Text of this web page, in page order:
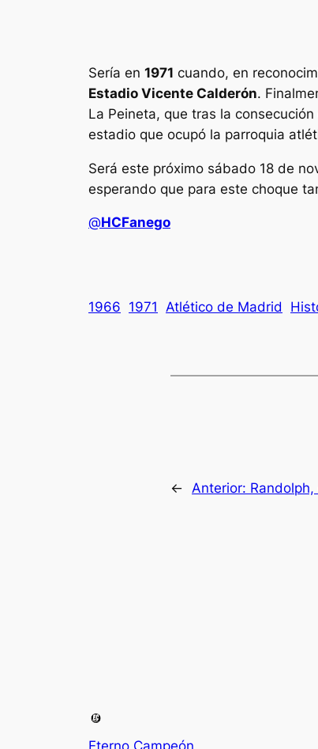
Sería en 1971 cuando, en
Estadio Vicente Calderón.
La Peineta, que tras la
estadio que ocupó la parroquia
Será este próximo sábado 18 de
esperando que para este choque
@HCFanego
1966 1971 Atlético de Madrid
← Anterior: